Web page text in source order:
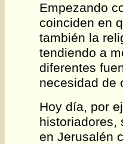
Empezando
coinciden en
también la
tendiendo a
diferentes
necesidad de
Hoy día, por
historiadores,
en Jerusalén